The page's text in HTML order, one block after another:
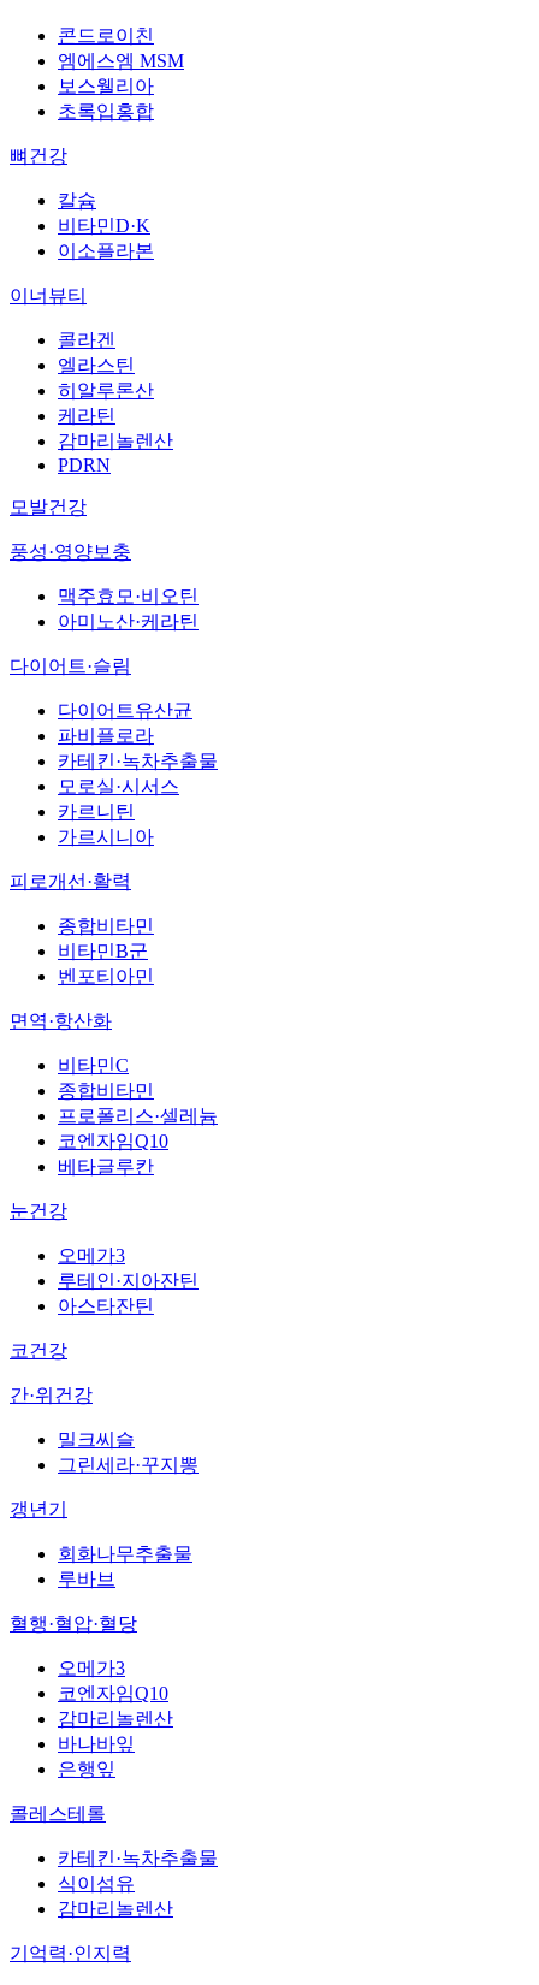
콘드로이친
엠에스엠 MSM
보스웰리아
초록입홍합
뼈건강
칼슘
비타민D·K
이소플라본
이너뷰티
콜라겐
엘라스틴
히알루론산
케라틴
감마리놀렌산
PDRN
모발건강
풍성·영양보충
맥주효모·비오틴
아미노산·케라틴
다이어트·슬림
다이어트유산균
파비플로라
카테킨·녹차추출물
모로실·시서스
카르니틴
가르시니아
피로개선·활력
종합비타민
비타민B군
벤포티아민
면역·항산화
비타민C
종합비타민
프로폴리스·셀레늄
코엔자임Q10
베타글루칸
눈건강
오메가3
루테인·지아잔틴
아스타잔틴
코건강
간·위건강
밀크씨슬
그린세라·꾸지뽕
갱년기
회화나무추출물
루바브
혈행·혈압·혈당
오메가3
코엔자임Q10
감마리놀렌산
바나바잎
은행잎
콜레스테롤
카테킨·녹차추출물
식이섬유
감마리놀렌산
기억력·인지력